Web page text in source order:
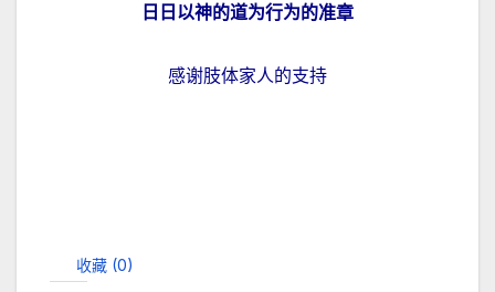
日日以神的道为行为的准章
感谢肢体家人的支持
收藏 (0)